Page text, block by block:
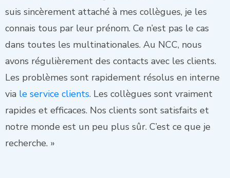
suis sincèrement attaché à mes collègues, je les
connais tous par leur prénom. Ce n’est pas le cas
dans toutes les multinationales. Au NCC, nous
avons régulièrement des contacts avec les clients.
Les problèmes sont rapidement résolus en interne
via le service clients. Les collègues sont vraiment
rapides et efficaces. Nos clients sont satisfaits et
notre monde est un peu plus sûr. C’est ce que je
recherche. »